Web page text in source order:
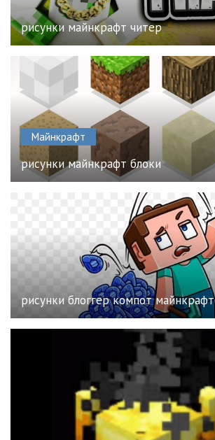
рисунки майнкрафт читер
Майнкрафт
рисунки майнкрафт блоки
рисунки блоггер компот майнкрафт